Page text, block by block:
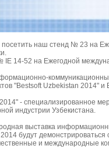
наш стенд № 23 на
14-52 на Ежегодной
"Bestsoft Uzbekistan 2014"
- специализированное
индустрии Узбекистана.
выставка
будут
и международные